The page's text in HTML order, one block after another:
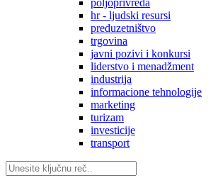
poljoprivreda
hr - ljudski resursi
preduzetništvo
trgovina
javni pozivi i konkursi
liderstvo i menadžment
industrija
informacione tehnologije
marketing
turizam
investicije
transport